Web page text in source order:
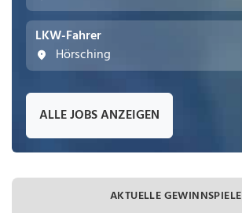
LKW-Fahrer
Hörsching
ALLE JOBS ANZEIGEN
AKTUELLE GEWINNSPIELE